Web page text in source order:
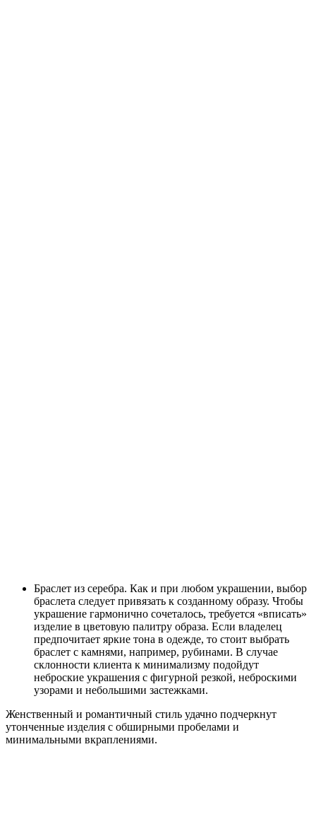
Браслет из серебра. Как и при любом украшении, выбор
браслета следует привязать к созданному образу. Чтобы
украшение гармонично сочеталось, требуется «вписать»
изделие в цветовую палитру образа. Если владелец
предпочитает яркие тона в одежде, то стоит выбрать
браслет с камнями, например, рубинами. В случае
склонности клиента к минимализму подойдут
неброские украшения с фигурной резкой, неброскими
узорами и небольшими застежками.
Женственный и романтичный стиль удачно подчеркнут
утонченные изделия с обширными пробелами и
минимальными вкраплениями.